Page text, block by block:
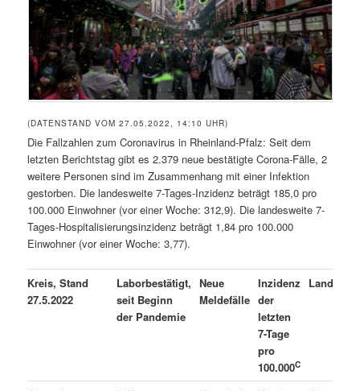
(DATENSTAND VOM 27.05.2022, 14:10 UHR)
Die Fallzahlen zum Coronavirus in Rheinland-Pfalz: Seit dem
letzten Berichtstag gibt es 2.379 neue bestätigte Corona-Fälle, 2
weitere Personen sind im Zusammenhang mit einer Infektion
gestorben. Die landesweite 7-Tages-Inzidenz beträgt 185,0 pro
100.000 Einwohner (vor einer Woche: 312,9). Die landesweite 7-
Tages-Hospitalisierungsinzidenz beträgt 1,84 pro 100.000
Einwohner (vor einer Woche: 3,77).
Kreis, Stand
27.5.2022
Laborbestätigt,
seit Beginn
der Pandemie
Neue
Meldefälle
Inzidenz
der
letzten
7-Tage
pro
100.000C
Landkreis